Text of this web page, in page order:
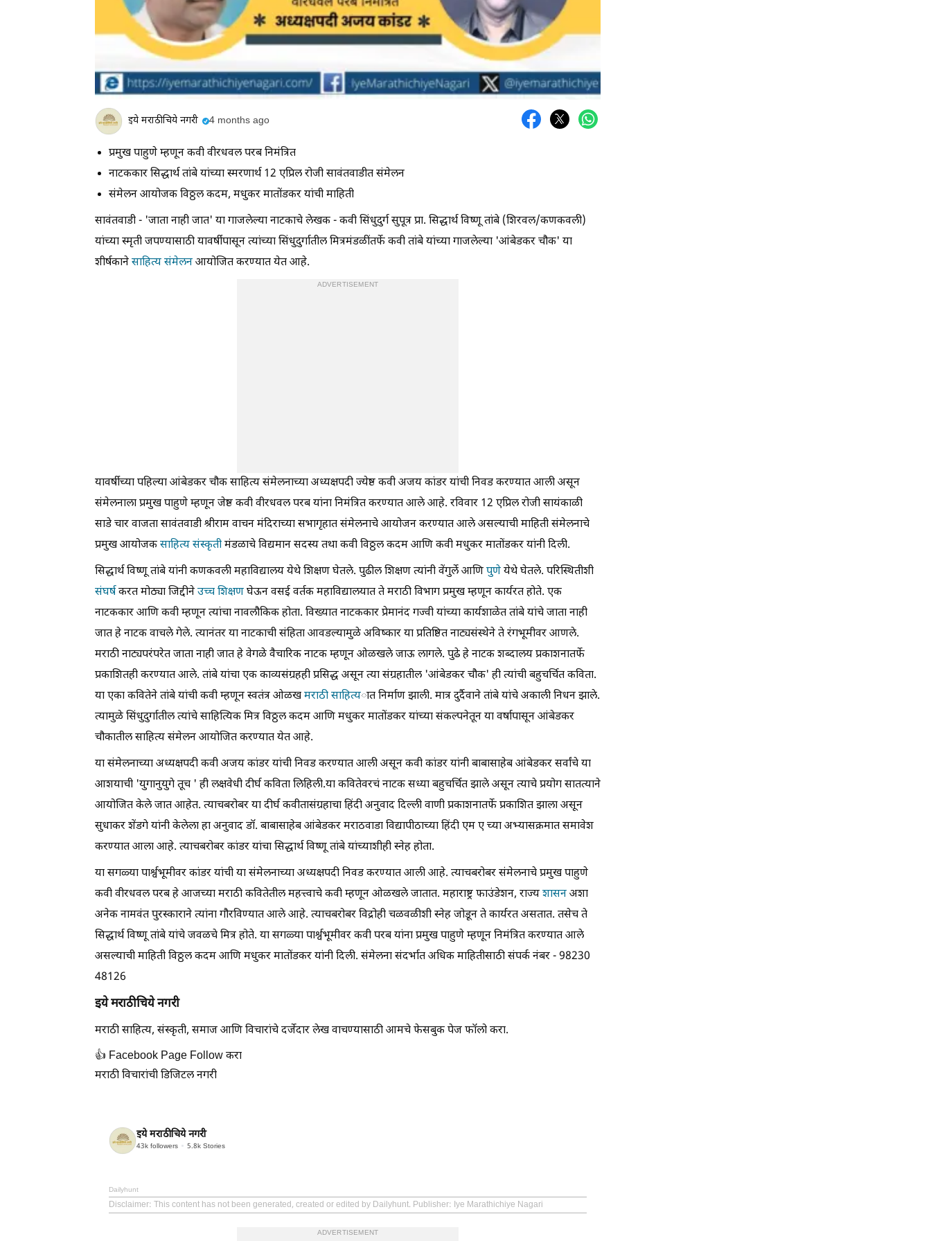
इये मराठीचिये नगरी 4 months ago
प्रमुख पाहुणे म्हणून कवी वीरधवल परब निमंत्रित
नाटककार सिद्धार्थ तांबे यांच्या स्मरणार्थ 12 एप्रिल रोजी सावंतवाडीत संमेलन
संमेलन आयोजक विठ्ठल कदम, मधुकर मातोंडकर यांची माहिती
सावंतवाडी - 'जाता नाही जात' या गाजलेल्या नाटकाचे लेखक - कवी सिंधुदुर्ग सुपूत्र प्रा. सिद्धार्थ विष्णू तांबे (शिरवल/कणकवली)
यांच्या स्मृती जपण्यासाठी यावर्षीपासून त्यांच्या सिंधुदुर्गातील मित्रमंडळींतर्फे कवी तांबे यांच्या गाजलेल्या 'आंबेडकर चौक' या
शीर्षकानेसाहित्य संमेलनआयोजित करण्यात येत आहे.
ADVERTISEMENT
यावर्षीच्या पहिल्या आंबेडकर चौक साहित्य संमेलनाच्या अध्यक्षपदी ज्येष्ठ कवी अजय कांडर यांची निवड करण्यात आली असून
संमेलनाला प्रमुख पाहुणे म्हणून जेष्ठ कवी वीरधवल परब यांना निमंत्रित करण्यात आले आहे. रविवार 12 एप्रिल रोजी सायंकाळी
साडे चार वाजता सावंतवाडी श्रीराम वाचन मंदिराच्या सभागृहात संमेलनाचे आयोजन करण्यात आले असल्याची माहिती संमेलनाचे
प्रमुख आयोजकसाहित्य संस्कृतीमंडळाचे विद्यमान सदस्य तथा कवी विठ्ठल कदम आणि कवी मधुकर मातोंडकर यांनी दिली.
सिद्धार्थ विष्णू तांबे यांनी कणकवली महाविद्यालय येथे शिक्षण घेतले. पुढील शिक्षण त्यांनी वेंगुर्ले आणिपुणेयेथे घेतले. परिस्थितीशी
संघर्षकरत मोठ्या जिद्दीनेउच्च शिक्षणघेऊन वसई वर्तक महाविद्यालयात ते मराठी विभाग प्रमुख म्हणून कार्यरत होते. एक
नाटककार आणि कवी म्हणून त्यांचा नावलौकिक होता. विख्यात नाटककार प्रेमानंद गज्वी यांच्या कार्यशाळेत तांबे यांचे जाता नाही
जात हे नाटक वाचले गेले. त्यानंतर या नाटकाची संहिता आवडल्यामुळे अविष्कार या प्रतिष्ठित नाट्यसंस्थेने ते रंगभूमीवर आणले.
मराठी नाट्यपरंपरेत जाता नाही जात हे वेगळे वैचारिक नाटक म्हणून ओळखले जाऊ लागले. पुढे हे नाटक शब्दालय प्रकाशनातर्फे
प्रकाशितही करण्यात आले. तांबे यांचा एक काव्यसंग्रहही प्रसिद्ध असून त्या संग्रहातील 'आंबेडकर चौक' ही त्यांची बहुचर्चित कविता.
या एका कवितेने तांबे यांची कवी म्हणून स्वतंत्र ओळखमराठी साहित्यात निर्माण झाली. मात्र दुर्दैवाने तांबे यांचे अकाली निधन झाले.
त्यामुळे सिंधुदुर्गातील त्यांचे साहित्यिक मित्र विठ्ठल कदम आणि मधुकर मातोंडकर यांच्या संकल्पनेतून या वर्षापासून आंबेडकर
चौकातील साहित्य संमेलन आयोजित करण्यात येत आहे.
या संमेलनाच्या अध्यक्षपदी कवी अजय कांडर यांची निवड करण्यात आली असून कवी कांडर यांनी बाबासाहेब आंबेडकर सर्वांचे या
आशयाची 'युगानुयुगे तूच ' ही लक्षवेधी दीर्घ कविता लिहिली.या कवितेवरचं नाटक सध्या बहुचर्चित झाले असून त्याचे प्रयोग सातत्याने
आयोजित केले जात आहेत. त्याचबरोबर या दीर्घ कवीतासंग्रहाचा हिंदी अनुवाद दिल्ली वाणी प्रकाशनातर्फे प्रकाशित झाला असून
सुधाकर शेंडगे यांनी केलेला हा अनुवाद डॉ. बाबासाहेब आंबेडकर मराठवाडा विद्यापीठाच्या हिंदी एम ए च्या अभ्यासक्रमात समावेश
करण्यात आला आहे. त्याचबरोबर कांडर यांचा सिद्धार्थ विष्णू तांबे यांच्याशीही स्नेह होता.
या सगळ्या पार्श्वभूमीवर कांडर यांची या संमेलनाच्या अध्यक्षपदी निवड करण्यात आली आहे. त्याचबरोबर संमेलनाचे प्रमुख पाहुणे
कवी वीरधवल परब हे आजच्या मराठी कवितेतील महत्त्वाचे कवी म्हणून ओळखले जातात. महाराष्ट्र फाउंडेशन, राज्यशासनअशा
अनेक नामवंत पुरस्काराने त्यांना गौरविण्यात आले आहे. त्याचबरोबर विद्रोही चळवळीशी स्नेह जोडून ते कार्यरत असतात. तसेच ते
सिद्धार्थ विष्णू तांबे यांचे जवळचे मित्र होते. या सगळ्या पार्श्वभूमीवर कवी परब यांना प्रमुख पाहुणे म्हणून निमंत्रित करण्यात आले
असल्याची माहिती विठ्ठल कदम आणि मधुकर मातोंडकर यांनी दिली. संमेलना संदर्भात अधिक माहितीसाठी संपर्क नंबर - 98230
48126
इये मराठीचिये नगरी
मराठी साहित्य, संस्कृती, समाज आणि विचारांचे दर्जेदार लेख वाचण्यासाठी आमचे फेसबुक पेज फॉलो करा.
👍 Facebook Page Follow करा
मराठी विचारांची डिजिटल नगरी
इये मराठीचिये नगरी
43k followers 5.8k Stories
Dailyhunt
Disclaimer: This content has not been generated, created or edited by Dailyhunt. Publisher: Iye Marathichiye Nagari
ADVERTISEMENT